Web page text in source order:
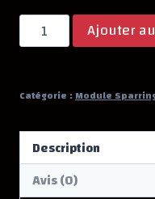
quantité
de
Sparring
x
mn
Ajouter
Catégorie :Module
Description
Avis (0)